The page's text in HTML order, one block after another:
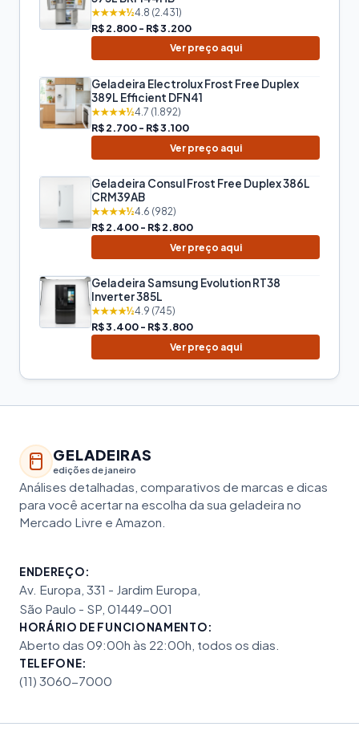
★★★★½4.8 (2.431)
R$ 2.800 - R$ 3.200
Ver preço aqui
Geladeira Electrolux Frost Free Duplex
389L Efficient DFN41
★★★★½4.7 (1.892)
R$ 2.700 - R$ 3.100
Ver preço aqui
Geladeira Consul Frost Free Duplex 386L
CRM39AB
★★★★½4.6 (982)
R$ 2.400 - R$ 2.800
Ver preço aqui
Geladeira Samsung Evolution RT38
Inverter 385L
★★★★½4.9 (745)
R$ 3.400 - R$ 3.800
Ver preço aqui
GELADEIRAS
edições de janeiro
Análises detalhadas, comparativos de marcas e dicas
para você acertar na escolha da sua geladeira no
Mercado Livre e Amazon.
ENDEREÇO:
Av. Europa, 331 - Jardim Europa,
São Paulo - SP, 01449-001
HORÁRIO DE FUNCIONAMENTO:
Aberto das 09:00h às 22:00h, todos os dias.
TELEFONE:
(11) 3060-7000